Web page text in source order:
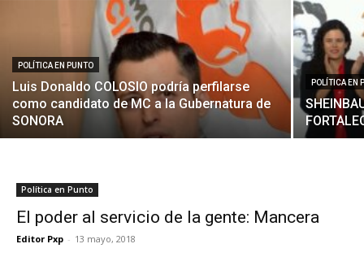
POLÍTICA EN PUNTO
Luis Donaldo COLOSIO podría perfilarse
como candidato de MC a la Gubernatura de
SONORA
POLÍTICA EN
Política en Punto
El poder al servicio de la gente: Mancera
Editor Pxp - 13 mayo, 2018